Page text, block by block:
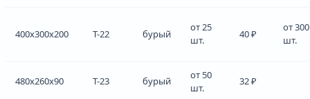
400x300x200 Т-22 бурый
от 25
шт.
40 ₽
от 300
шт.
480x260x90 Т-23 бурый
от 50
шт.
32 ₽